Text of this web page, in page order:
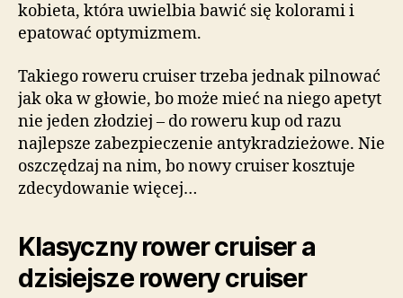
kobieta, która uwielbia bawić się kolorami i
epatować optymizmem.
Takiego roweru cruiser trzeba jednak pilnować
jak oka w głowie, bo może mieć na niego apetyt
nie jeden złodziej – do roweru kup od razu
najlepsze zabezpieczenie antykradzieżowe. Nie
oszczędzaj na nim, bo nowy cruiser kosztuje
zdecydowanie więcej…
Klasyczny rower cruiser a
dzisiejsze rowery cruiser